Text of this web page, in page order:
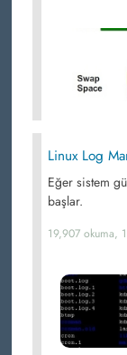
Linux Log
Eğer sistem
başlar.
19,907 okuma,